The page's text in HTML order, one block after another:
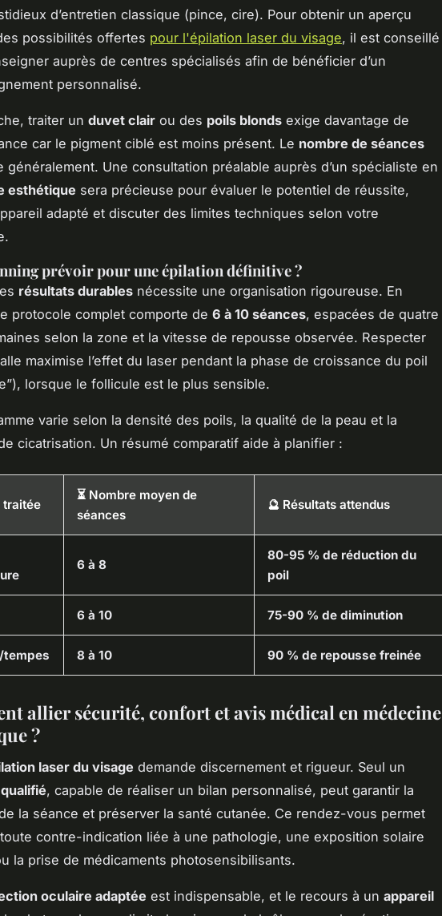
d’entretien classique (pince, cire). Pour obtenir un aperçu
possibilités offertes pour l'épilation laser du visage, il est conseillé
auprès de centres spécialisés afin de bénéficier d’un
personnalisé.
traiter un duvet clair ou des poils blonds exige davantage de
car le pigment ciblé est moins présent. Le nombre de séances
généralement. Une consultation préalable auprès d’un spécialiste en
esthétique sera précieuse pour évaluer le potentiel de réussite,
adapté et discuter des limites techniques selon votre
prévoir pour une épilation définitive ?
résultats durables nécessite une organisation rigoureuse. En
protocole complet comporte de 6 à 10 séances, espacées de quatre
selon la zone et la vitesse de repousse observée. Respecter
maximise l’effet du laser pendant la phase de croissance du poil
lorsque le follicule est le plus sensible.
varie selon la densité des poils, la qualité de la peau et la
cicatrisation. Un résumé comparatif aide à planifier :
traitée
⏳ Nombre moyen de
séances
🔮 Résultats attendus
6 à 8
80-95 % de réduction du
poil
6 à 10 75-90 % de diminution
tempes 8 à 10 90 % de repousse freinée
allier sécurité, confort et avis médical en médecine
?
laser du visage demande discernement et rigueur. Seul un
, capable de réaliser un bilan personnalisé, peut garantir la
la séance et préserver la santé cutanée. Ce rendez-vous permet
toute contre-indication liée à une pathologie, une exposition solaire
la prise de médicaments photosensibilisants.
oculaire adaptée est indispensable, et le recours à un appareil